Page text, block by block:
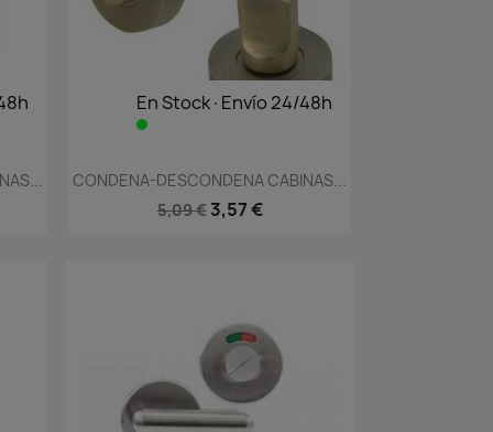
En Stock·Envío 24/48h
Vista rápida
CONDENA-DESCONDENA CABINAS...
5,09 € 3,57 €